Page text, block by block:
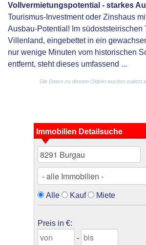
Vollvermietungspotential - starkes
Tourismus-Investment oder Zinshaus
Ausbau-Potential! Im südoststeirischen
Villenland, eingebettet in ein
nur wenige Minuten vom historischen
entfernt, steht dieses umfassend ...
Die Daten zu diesem Objekt wurden zuletzt
Immobilien Detailsuche
Alle Kauf Miete
Preis in €:
-